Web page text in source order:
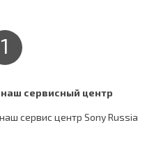
1
сервисный центр
сервис центр Sony Russia